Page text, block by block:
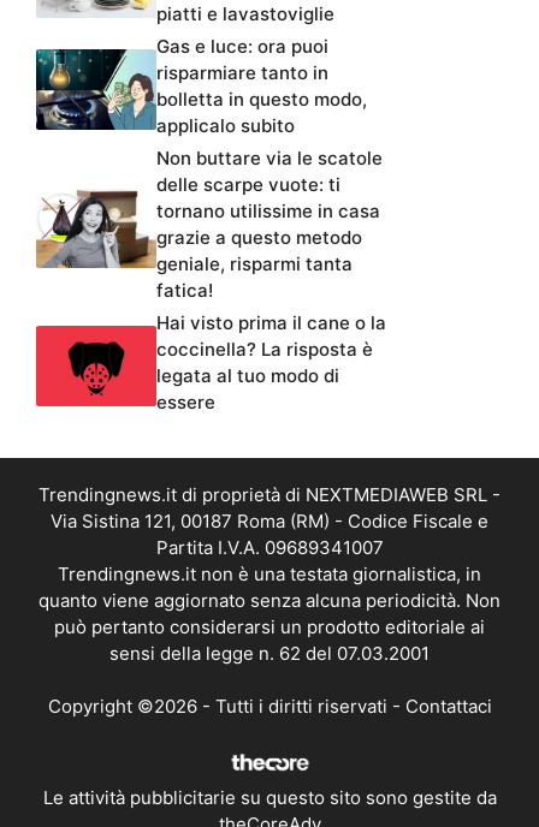
piatti e lavastoviglie
Gas e luce: ora puoi
risparmiare tanto in
bolletta in questo modo,
applicalo subito
Non buttare via le scatole
delle scarpe vuote: ti
tornano utilissime in casa
grazie a questo metodo
geniale, risparmi tanta
fatica!
Hai visto prima il cane o la
coccinella? La risposta è
legata al tuo modo di
essere
Trendingnews.it di proprietà di NEXTMEDIAWEB SRL -
Via Sistina 121, 00187 Roma (RM) - Codice Fiscale e
Partita I.V.A. 09689341007
Trendingnews.it non è una testata giornalistica, in
quanto viene aggiornato senza alcuna periodicità. Non
può pertanto considerarsi un prodotto editoriale ai
sensi della legge n. 62 del 07.03.2001
Copyright ©2026 - Tutti i diritti riservati - Contattaci
Le attività pubblicitarie su questo sito sono gestite da